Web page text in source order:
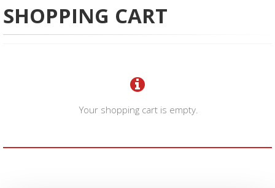
SHOPPING CART
Your shopping cart is empty.